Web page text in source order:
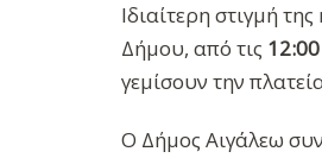
Ιδιαίτερη στιγμή
Δήμου, από τις
γεμίσουν την
Ο Δήμος Αιγάλεω